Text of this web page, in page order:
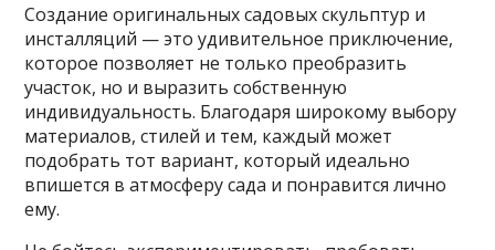
Создание оригинальных садовых скульптур и
инсталляций — это удивительное приключение,
которое позволяет не только преобразить
участок, но и выразить собственную
индивидуальность. Благодаря широкому выбору
материалов, стилей и тем, каждый может
подобрать тот вариант, который идеально
впишется в атмосферу сада и понравится лично
ему.